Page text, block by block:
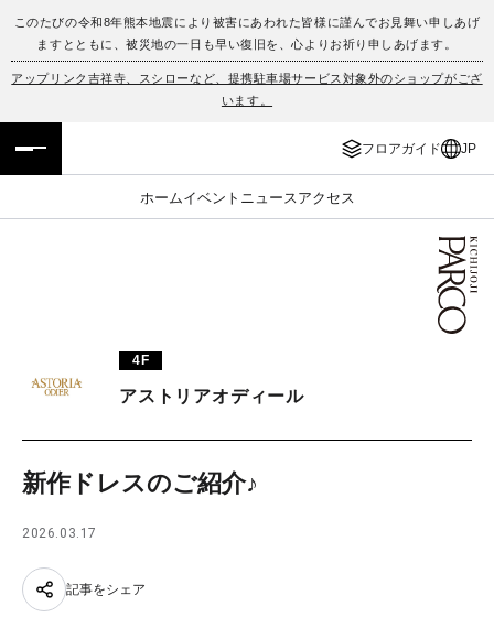
このたびの令和8年熊本地震により被害にあわれた皆様に謹んでお見舞い申しあげ
ますとともに、被災地の一日も早い復旧を、心よりお祈り申しあげます。
アップリンク吉祥寺、スシローなど、提携駐車場サービス対象外のショップがござ
います。
フロアガイド JP
ホームイベント ニュース アクセス
フロアガイド
イベント・ポップアップ
ニュース
PARCOメンバーズ
ENGLISH
簡体字
한국어
4F
アストリアオディール
新作ドレスのご紹介♪
2026.03.17
記事をシェア